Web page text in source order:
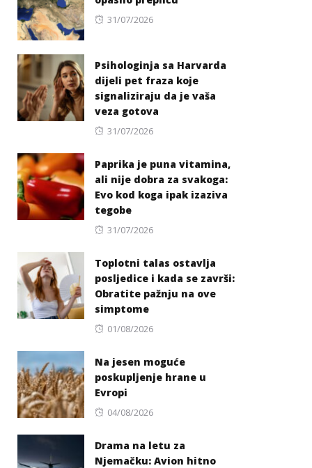
Posted
31/07/2026
Psihologinja sa Harvarda
dijeli pet fraza koje
signaliziraju da je vaša
veza gotova
Posted
31/07/2026
Paprika je puna vitamina,
ali nije dobra za svakoga:
Evo kod koga ipak izaziva
tegobe
Posted
31/07/2026
Toplotni talas ostavlja
posljedice i kada se završi:
Obratite pažnju na ove
simptome
Posted
01/08/2026
Na jesen moguće
poskupljenje hrane u
Evropi
Posted
04/08/2026
Drama na letu za
Njemačku: Avion hitno